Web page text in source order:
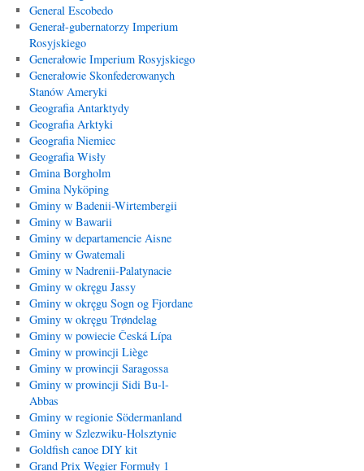
General Escobedo
Generał-gubernatorzy Imperium
Rosyjskiego
Generałowie Imperium Rosyjskiego
Generałowie Skonfederowanych
Stanów Ameryki
Geografia Antarktydy
Geografia Arktyki
Geografia Niemiec
Geografia Wisły
Gmina Borgholm
Gmina Nyköping
Gminy w Badenii-Wirtembergii
Gminy w Bawarii
Gminy w departamencie Aisne
Gminy w Gwatemali
Gminy w Nadrenii-Palatynacie
Gminy w okręgu Jassy
Gminy w okręgu Sogn og Fjordane
Gminy w okręgu Trøndelag
Gminy w powiecie Česká Lípa
Gminy w prowincji Liège
Gminy w prowincji Saragossa
Gminy w prowincji Sidi Bu-l-
Abbas
Gminy w regionie Södermanland
Gminy w Szlezwiku-Holsztynie
Goldfish canoe DIY kit
Grand Prix Węgier Formuły 1